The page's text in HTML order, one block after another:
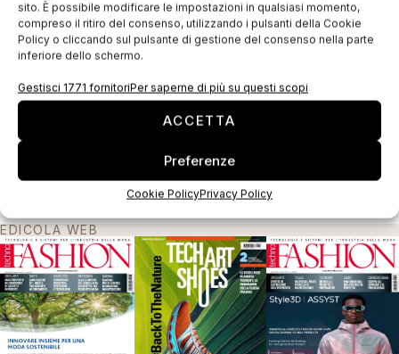
sito. È possibile modificare le impostazioni in qualsiasi momento,
compreso il ritiro del consenso, utilizzando i pulsanti della Cookie
Policy o cliccando sul pulsante di gestione del consenso nella parte
inferiore dello schermo.
Gestisci 1771 fornitoriPer saperne di più su questi scopi
ACCETTA
Preferenze
Cookie PolicyPrivacy Policy
Il Parlamento Europeo approva le nuove
norme per l’etichettatura
I consumatori europei non rischieranno più di acquistare
inavvertitamente capi di abbigliamento che contengono parti
in pelle o pelliccia animale e dovranno essere correttamente
informati sulla composizione degli abiti. È
EDICOLA WEB